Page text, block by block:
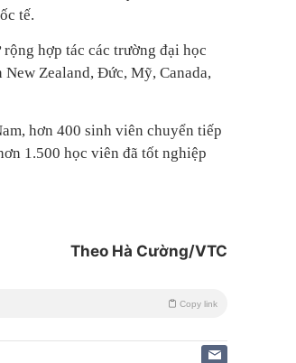
tế.
hợp tác các trường đại học
Zealand, Đức, Mỹ, Canada,
hơn 400 sinh viên chuyển tiếp
1.500 học viên đã tốt nghiệp
Theo Hà Cường/VTC
Copy link